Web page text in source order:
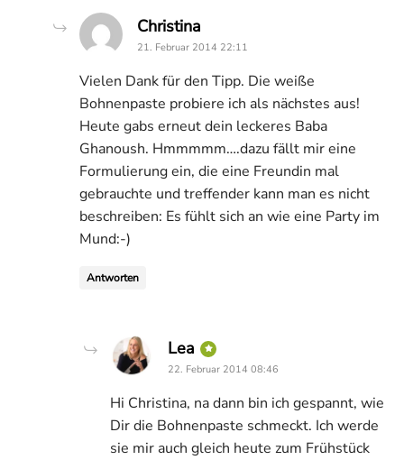
Christina
21. Februar 2014 22:11
Vielen Dank für den Tipp. Die weiße
Bohnenpaste probiere ich als nächstes aus!
Heute gabs erneut dein leckeres Baba
Ghanoush. Hmmmmm….dazu fällt mir eine
Formulierung ein, die eine Freundin mal
gebrauchte und treffender kann man es nicht
beschreiben: Es fühlt sich an wie eine Party im
Mund:-)
Antworten
Lea says:
22. Februar 2014 08:46
Hi Christina, na dann bin ich gespannt, wie
Dir die Bohnenpaste schmeckt. Ich werde
sie mir auch gleich heute zum Frühstück